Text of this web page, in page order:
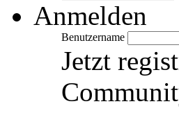
Anmelden
Benutzername
Jetzt